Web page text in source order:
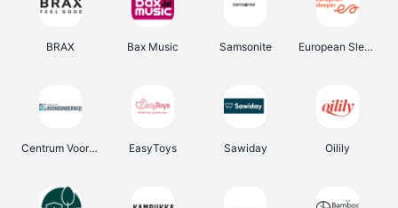
BRAX Bax Music Samsonite European Sleeper
Centrum Voor Avondonderwijs EasyToys Sawiday Oilily